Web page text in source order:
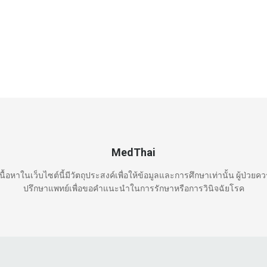
MedThai
อหาในเว็บไซต์นี้มีวัตถุประสงค์เพื่อให้ข้อมูลและการศึกษาเท่านั้น ผู้ป่วยค
ปรึกษาแพทย์เพื่อขอคำแนะนำในการรักษาหรือการวินิจฉัยโรค